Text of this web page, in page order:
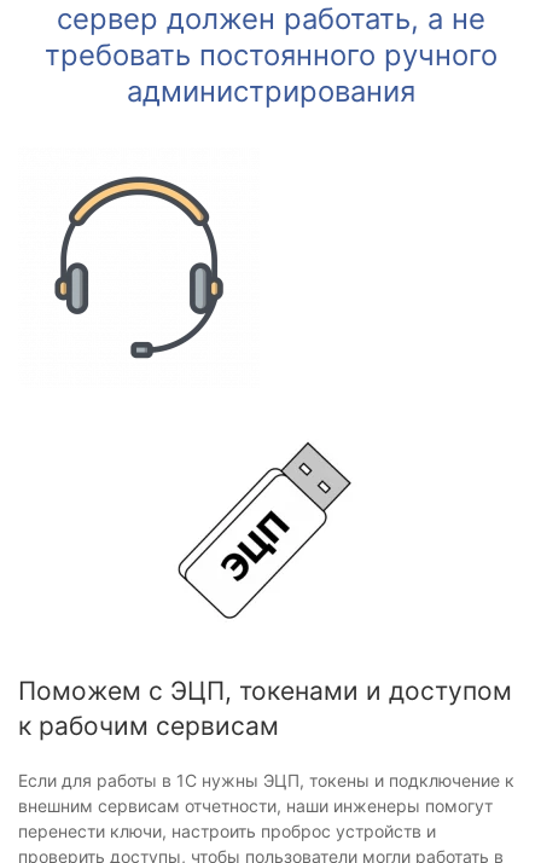
сервер должен работать, а не
требовать постоянного ручного
администрирования
Поможем с ЭЦП, токенами и доступом
к рабочим сервисам
Если для работы в 1С нужны ЭЦП, токены и подключение к
внешним сервисам отчетности, наши инженеры помогут
перенести ключи, настроить проброс устройств и
проверить доступы, чтобы пользователи могли работать в